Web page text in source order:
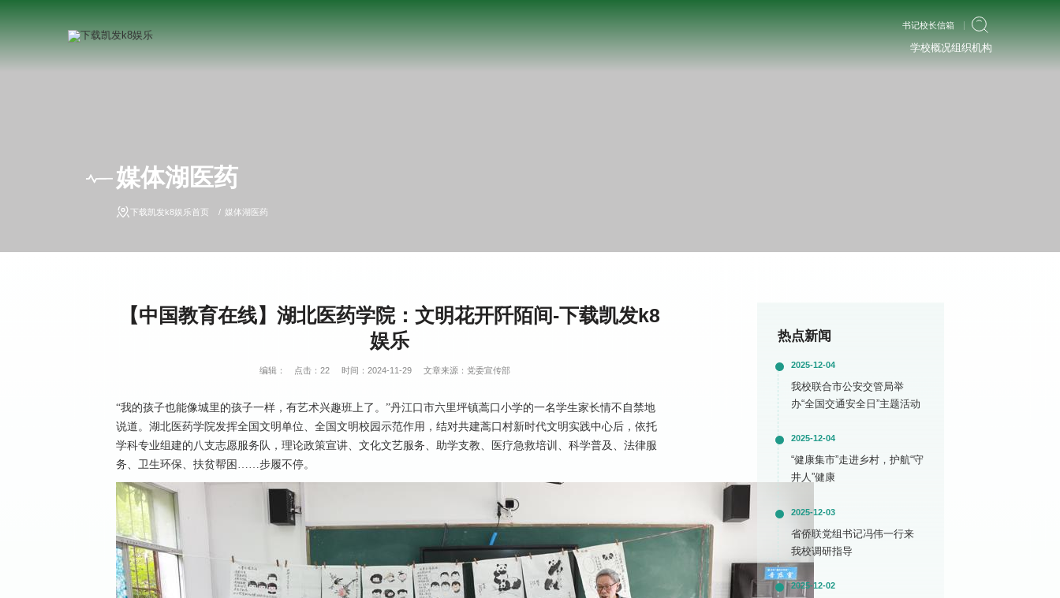
书记校长信箱
学校概况组织机构
媒体湖医药
下载凯发k8娱乐首页 媒体湖医药
【中国教育在线】湖北医药学院：文明花开阡陌间-下载凯发k8
娱乐
编辑： 点击： 22 时间：2024-11-29 文章来源：党委宣传部
“我的孩子也能像城里的孩子一样，有艺术兴趣班上了。”丹江口市六里坪镇蒿口小学的一名学生家长情不自禁地
说道。湖北医药学院发挥全国文明单位、全国文明校园示范作用，结对共建蒿口村新时代文明实践中心后，依托
学科专业组建的八支志愿服务队，理论政策宣讲、文化文艺服务、助学支教、医疗急救培训、科学普及、法律服
务、卫生环保、扶贫帮困……步履不停。
热点新闻
2025-12-04
我校联合市公安交管局举
办“全国交通安全日”主题活动
2025-12-04
“健康集市”走进乡村，护航“守
井人”健康
2025-12-03
省侨联党组书记冯伟一行来
我校调研指导
2025-12-02